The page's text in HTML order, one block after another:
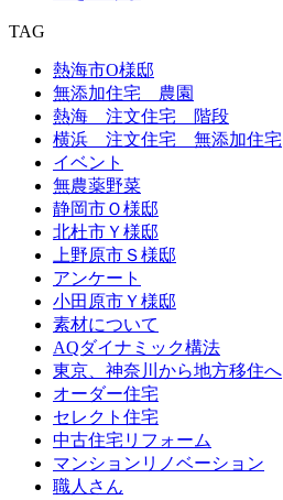
TAG
熱海市O様邸
無添加住宅 農園
熱海 注文住宅 階段
横浜 注文住宅 無添加住宅
イベント
無農薬野菜
静岡市Ｏ様邸
北杜市Ｙ様邸
上野原市Ｓ様邸
アンケート
小田原市Ｙ様邸
素材について
AQダイナミック構法
東京、神奈川から地方移住へ
オーダー住宅
セレクト住宅
中古住宅リフォーム
マンションリノベーション
職人さん